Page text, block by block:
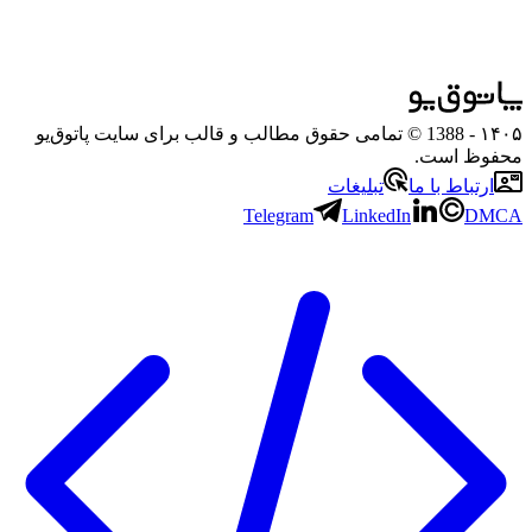
۱۴۰۵
- 1388 © تمامی حقوق مطالب و قالب برای سایت پاتوق‌یو
محفوظ است.
ارتباط با ما
تبلیغات
Telegram
LinkedIn DMCA